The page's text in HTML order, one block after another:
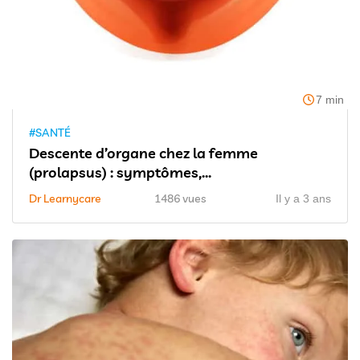
7 min
#SANTÉ
Descente d’organe chez la femme
(prolapsus) : symptômes,...
Dr Learnycare 1486 vues Il y a 3 ans